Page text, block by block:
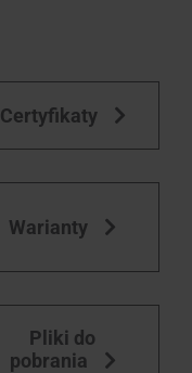
Certyfikaty
Warianty
Pliki do
pobrania